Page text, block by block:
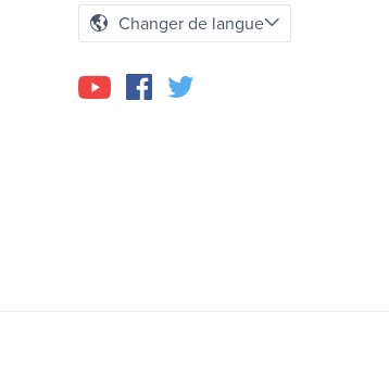
Changer de langue